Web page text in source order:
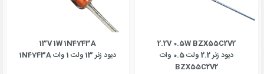
2.2V 0.5W BZX55C2V2
دیود زنر 2.2 ولت 0.5 وات
BZX55C2V2
13V 1W 1N4743A
دیود زنر 13 ولت 1 وات 1N4743A